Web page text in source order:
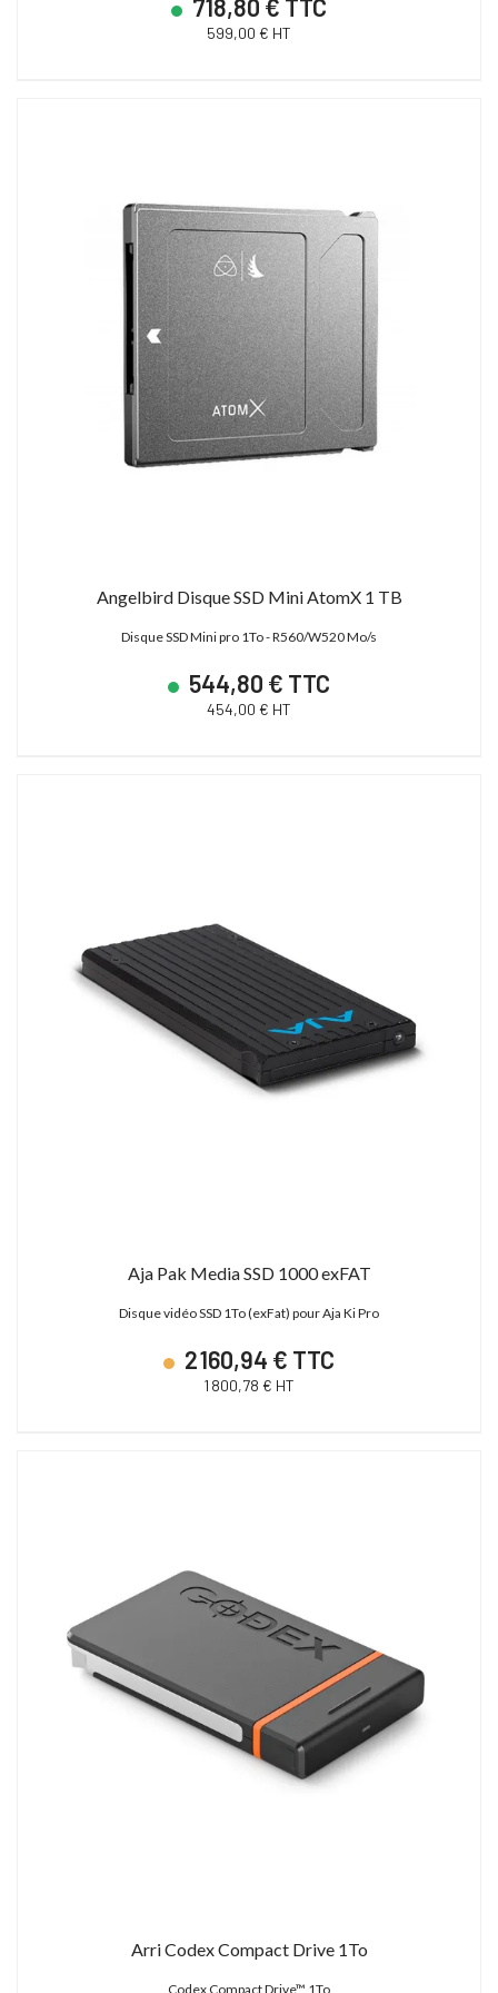
718,80 € TTC
599,00 € HT
Angelbird Disque SSD Mini AtomX 1 TB
Disque SSD Mini pro 1To - R560/W520 Mo/s
544,80 € TTC
454,00 € HT
Aja Pak Media SSD 1000 exFAT
Disque vidéo SSD 1To (exFat) pour Aja Ki Pro
2 160,94 € TTC
1 800,78 € HT
Arri Codex Compact Drive 1To
Codex Compact Drive™ 1To